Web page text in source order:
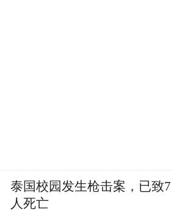
泰国校园发生枪击案，已致7
人死亡